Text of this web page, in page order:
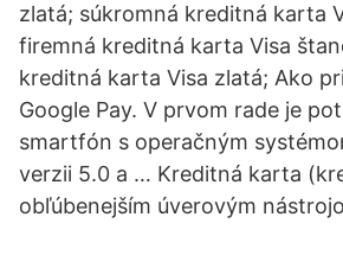
zlatá; súkromná kreditná karta
firemná kreditná karta Visa
kreditná karta Visa zlatá; Ako
Google Pay. V prvom rade je
smartfón s operačným
verzii 5.0 a … Kreditná karta
obľúbenejším úverovým